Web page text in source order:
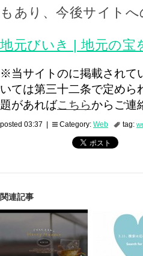
もあり、今後サイト
地元びいき | 地元の宝
※当サイトのに掲載されて
いては第三十二条で定めら
題があればこちらからご連
posted 03:37 | Category: Web tag:
関連記事